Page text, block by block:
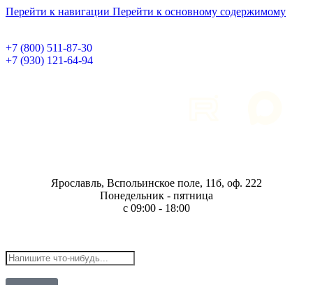
Перейти к навигации Перейти к основному содержимому
+7 (800) 511-87-30
+7 (930) 121-64-94
Ярославль, Вспольинское поле, 11б, оф. 222
Понедельник - пятница
с 09:00 - 18:00